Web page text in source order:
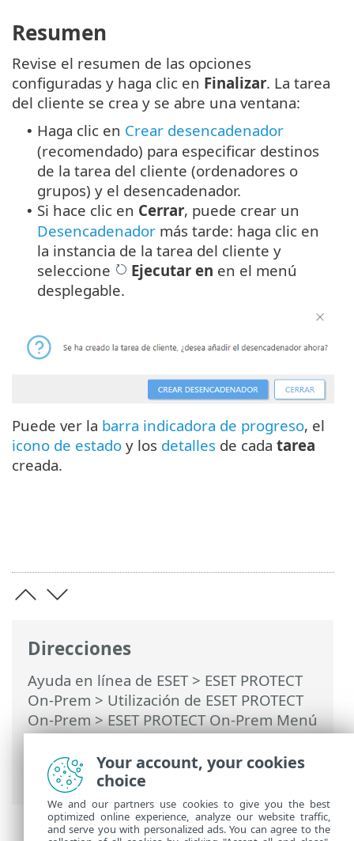
Direcciones
Ayuda en línea de ESET> ESET PROTECT
On-Prem > Utilización de ESET PROTECT
On-Prem>ESET PROTECT On-Prem Menú
principal>Tareas>Tareas del cliente>
Detener administración (desinstalar ESET
Management Agent)
Resumen
Revise el resumen de las opciones
configuradas y haga clic en Finalizar. La tarea
del cliente se crea y se abre una ventana:
• Haga clic en Crear desencadenador
(recomendado) para especificar destinos
de la tarea del cliente (ordenadores o
grupos) y el desencadenador.
• Si hace clic en Cerrar, puede crear un
Desencadenador más tarde: haga clic en
la instancia de la tarea del cliente y
seleccione
Ejecutar en en el menú
desplegable.
Puede ver la barra indicadora de progreso, el
icono de estado y los detalles de cada tarea
creada.
Your account, your cookies
choice
We and our partners use cookies to give you the best
optimized online experience, analyze our website traffic,
and serve you with personalized ads. You can agree to the